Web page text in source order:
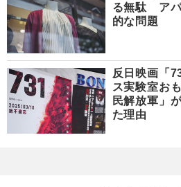
る無駄 アパ
的な問題
反日映画「
ス実験室お
民解放軍」
た理由